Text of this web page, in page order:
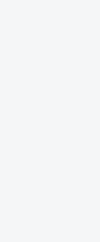
l’objectif est de
créer des
Bitpanda prévoit en
Bitpanda a par
son équipe
Lindsay Ross, ex-
des ressources
poste de directrice
au poste de vice-
Keskerides, ex-N26,
Une